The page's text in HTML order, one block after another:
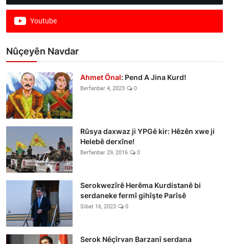
Youtube
Nûçeyên Navdar
Ahmet Önal: Pend A Jina Kurd!
Berfanbar 4, 2023 0
Rûsya daxwaz ji YPGê kir: Hêzên xwe ji
Helebê derxîne!
Berfanbar 29, 2016 0
Serokwezîrê Herêma Kurdistanê bi
serdaneke fermî gihîşte Parîsê
Sibat 16, 2023 0
Serok Nêçîrvan Barzanî serdana